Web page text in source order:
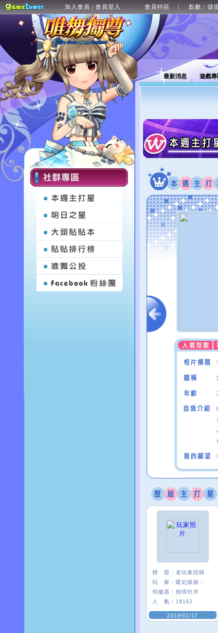
加入會員 | 會員登入 會員特區 點數 / 儲
最新消息 遊戲
標 題： 老玩家回歸
玩 家： 暖妃娘娘；
伺服器： 熱情牡羊
人 氣： 18162
2019/01/17